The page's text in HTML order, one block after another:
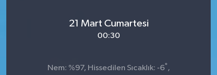
21 Mart Cumartesi
00:30
Nem: %97, Hissedilen Sıcaklık: -6° ,